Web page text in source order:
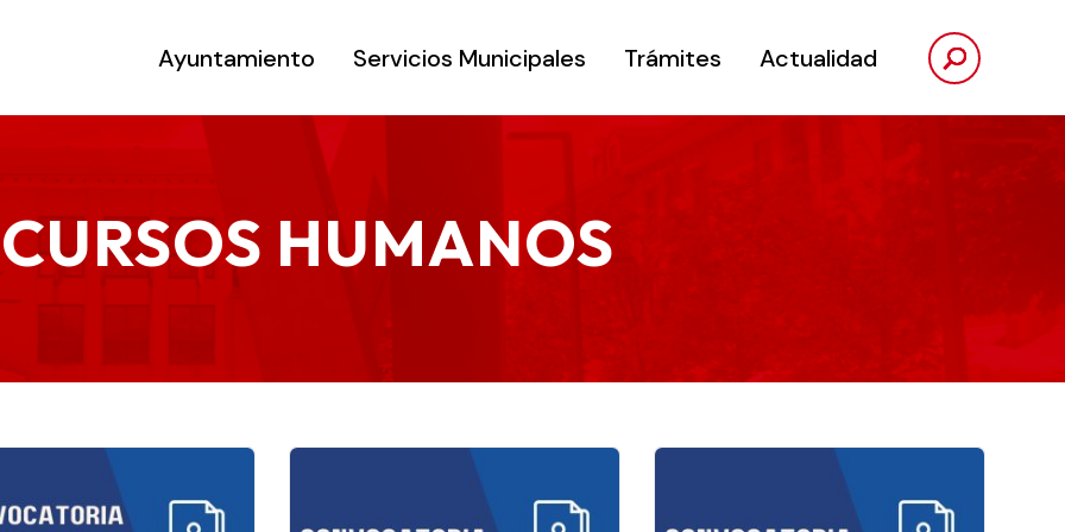
Ayuntamiento Servicios Municipales Trámites Actualidad
HUMANOS